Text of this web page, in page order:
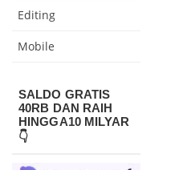
Editing
Mobile
SALDO GRATIS
40RB DAN RAIH
HINGGA10 MILYAR
👇